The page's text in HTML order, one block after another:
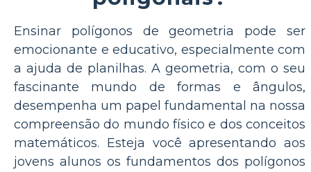
Ensinar polígonos de geometria pode ser
emocionante e educativo, especialmente com
a ajuda de planilhas. A geometria, com o seu
fascinante mundo de formas e ângulos,
desempenha um papel fundamental na nossa
compreensão do mundo físico e dos conceitos
matemáticos. Esteja você apresentando aos
jovens alunos os fundamentos dos polígonos